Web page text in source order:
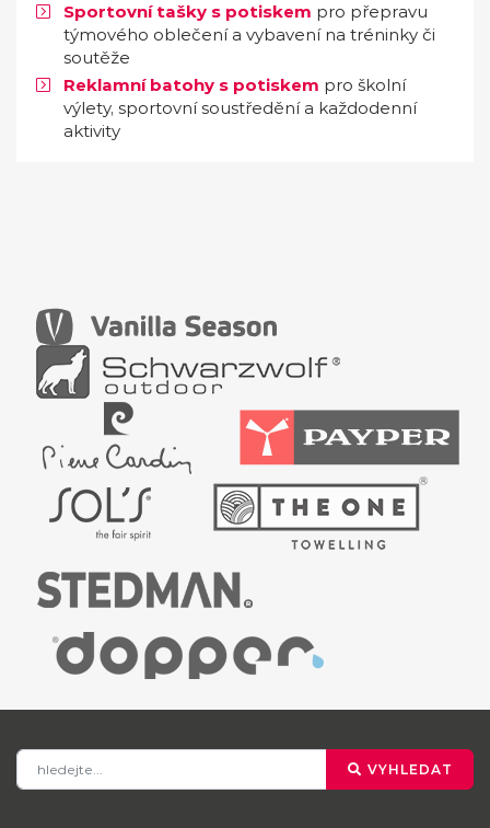
Sportovní tašky s potiskem pro přepravu
týmového oblečení a vybavení na tréninky či
soutěže
Reklamní batohy s potiskem pro školní
výlety, sportovní soustředění a každodenní
aktivity
VYHLEDAT